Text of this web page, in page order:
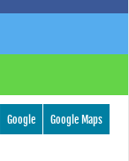
Google Maps
Google